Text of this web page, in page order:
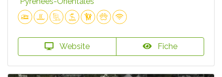
Website Fiche